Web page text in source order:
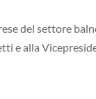
del settore
e alla